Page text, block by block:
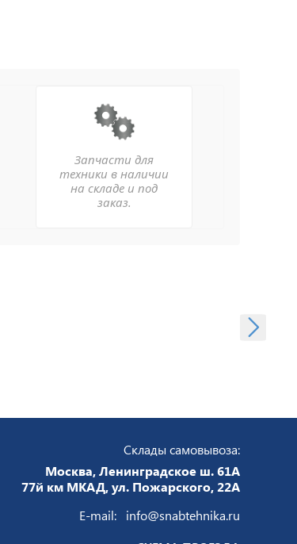
Запчасти для
техники в наличии
на складе и под
заказ.
Склады самовывоза:
Москва, Ленинградское ш. 61А
77й км МКАД, ул. Пожарского, 22А
E-mail: info@snabtehnika.ru